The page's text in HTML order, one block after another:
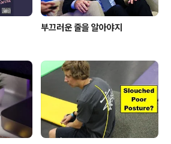
부끄러운 줄을 알아야지